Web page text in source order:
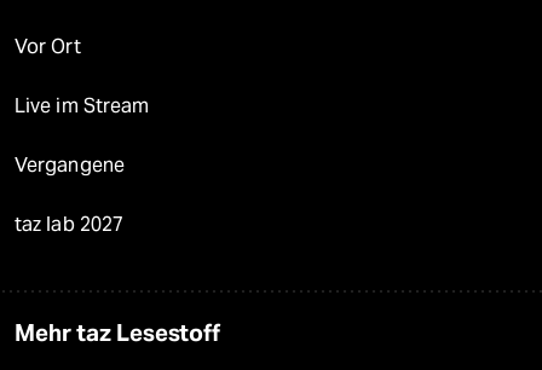
Vor Ort
Live im Stream
Vergangene
taz lab 2027
Mehr taz Lesestoff